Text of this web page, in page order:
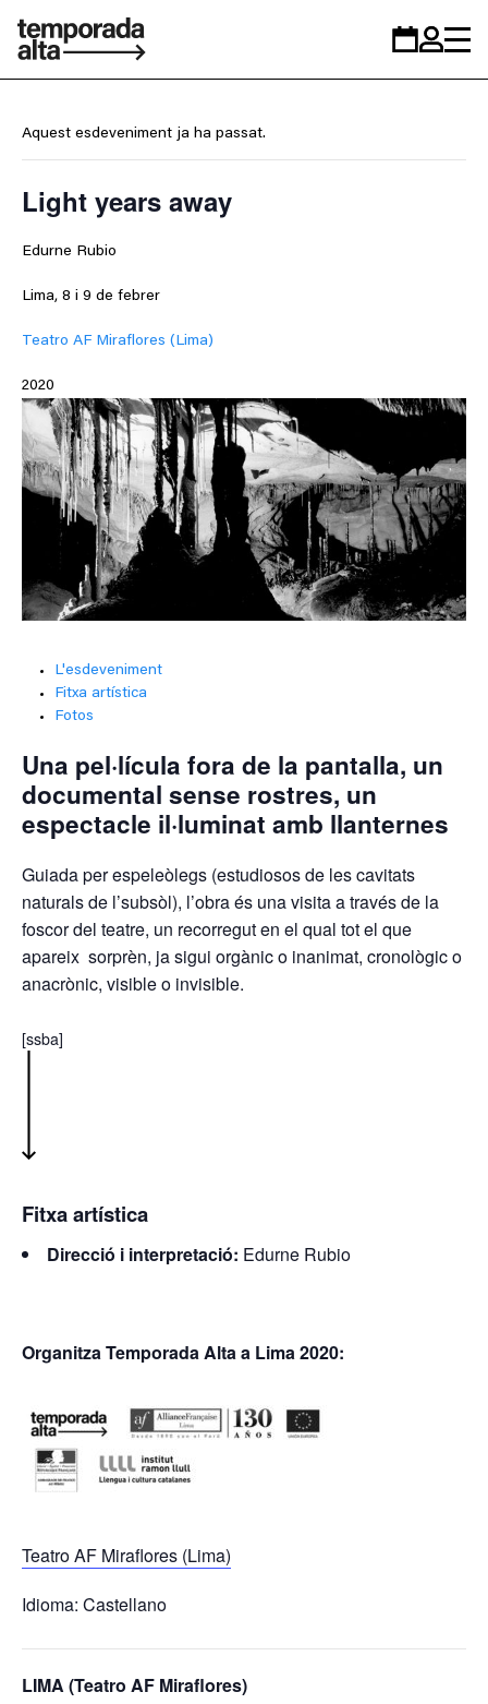
Temporada
personal
Aquest esdeveniment ja ha passat.
Light years away
Edurne Rubio
Lima, 8 i 9 de febrer
Teatro AF Miraflores (Lima)
2020
L'esdeveniment
Fitxa artística
Fotos
Una pel·lícula fora de la pantalla, un
documental sense rostres, un
espectacle il·luminat amb llanternes
Guiada per espeleòlegs (estudiosos de les cavitats
naturals de l’subsòl), l’obra és una visita a través de la
foscor del teatre, un recorregut en el qual tot el que
apareix sorprèn, ja sigui orgànic o inanimat, cronològic o
anacrònic, visible o invisible.
[ssba]
Fitxa artística
Direcció i interpretació: Edurne Rubio
Organitza Temporada Alta a Lima 2020:
Teatro AF Miraflores (Lima)
Idioma: Castellano
LIMA (Teatro AF Miraflores)